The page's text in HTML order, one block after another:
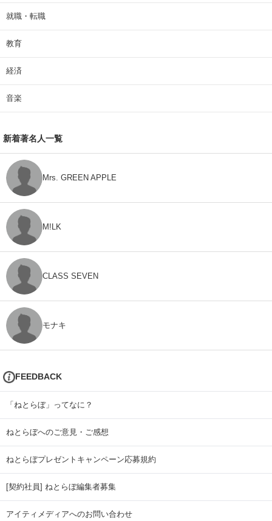
就職・転職
教育
経済
音楽
新着著名人一覧
Mrs. GREEN APPLE
M!LK
CLASS SEVEN
モナキ
FEEDBACK
「ねとらぼ」ってなに？
ねとらぼへのご意見・ご感想
ねとらぼプレゼントキャンペーン応募規約
[契約社員] ねとらぼ編集者募集
アイティメディアへのお問い合わせ